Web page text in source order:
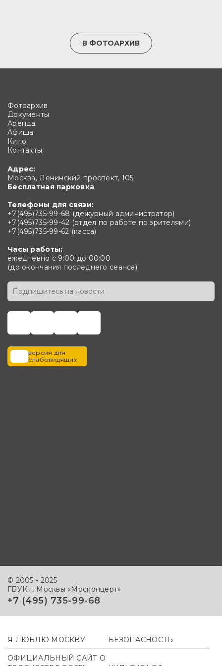
В ФОТОАРХИВ
Фотоархив
Документы
Аренда
Афиша
Кино
Контакты
Адрес:
Москва, Ленинский проспект, 105
Бесплатная парковка
Телефоны для связи:
+7(495)735-99-68 (дежурный администратор)
+7(495)735-99-42 (отдел по работе по зрителями)
+7(495)735-99-62 (касса)
Часы работы:
ежедневно с 9:00 до 00:00
(до окончания последнего сеанса)
версия для
слабовидящих
© 2005 - 2025
ГБУК г. Москвы «Москонцерт»
+7 (495) 735-99-68
Я ЛЮБЛЮ МОСКВУ БЕЗОПАСНОСТЬ
ОФИЦИАЛЬНЫЙ САЙТ О